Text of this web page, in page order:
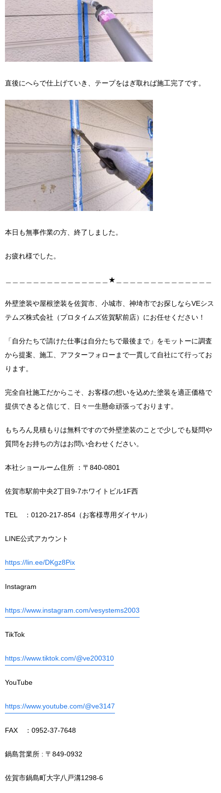
直後にへらで仕上げていき、テープをはぎ取れば施工完了です。
本日も無事作業の方、終了しました。
お疲れ様でした。
＿＿＿＿＿＿＿＿＿＿＿＿＿＿＿★＿＿＿＿＿＿＿＿＿＿＿＿＿＿
外壁塗装や屋根塗装を佐賀市、小城市、神埼市でお探しならVEシス
テムズ株式会社（プロタイムズ佐賀駅前店）にお任せください！
「自分たちで請けた仕事は自分たちで最後まで」をモットーに調査
から提案、施工、アフターフォローまで一貫して自社にて行ってお
ります。
完全自社施工だからこそ、お客様の想いを込めた塗装を適正価格で
提供できると信じて、日々一生懸命頑張っております。
もちろん見積もりは無料ですので外壁塗装のことで少しでも疑問や
質問をお持ちの方はお問い合わせください。
本社ショールーム住所 ：〒840-0801
佐賀市駅前中央2丁目9-7ホワイトビル1F西
TEL ：0120-217-854（お客様専用ダイヤル）
LINE公式アカウント
https://lin.ee/DKgz8Pix
Instagram
https://www.instagram.com/vesystems2003
TikTok
https://www.tiktok.com/@ve200310
YouTube
https://www.youtube.com/@ve3147
FAX ：0952-37-7648
鍋島営業所 : 〒849-0932
佐賀市鍋島町大字八戸溝1298-6